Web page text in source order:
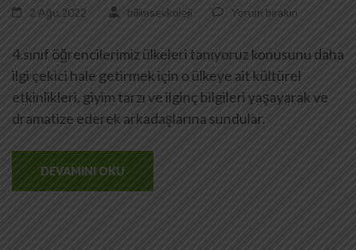
2 Ağu,2022 bilimsevkoleji Yorum bırakın
4.sınıf öğrencilerimiz ülkeleri tanıyoruz konusunu daha
ilgi çekici hale getirmek için o ülkeye ait kültürel
etkinlikleri, giyim tarzı ve ilginç bilgileri yaşayarak ve
dramatize ederek arkadaşlarına sundular.
DEVAMINI OKU